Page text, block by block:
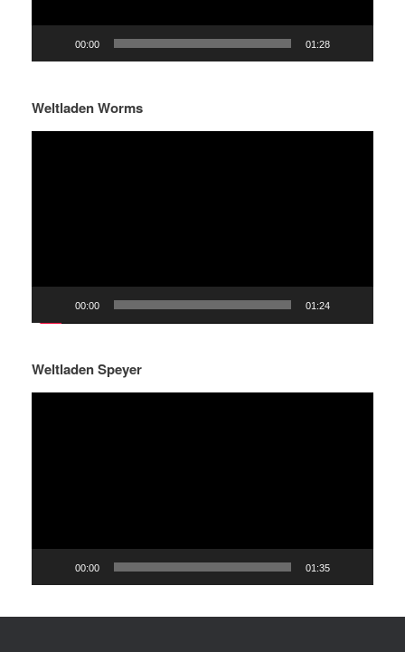
00:00 01:28
Weltladen Worms
00:00 01:24
Weltladen Speyer
00:00 01:35